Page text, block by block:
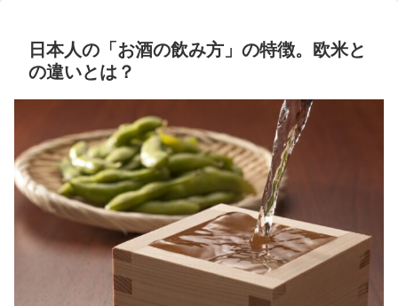
日本人の「お酒の飲み方」の特徴。欧米と
の違いとは？